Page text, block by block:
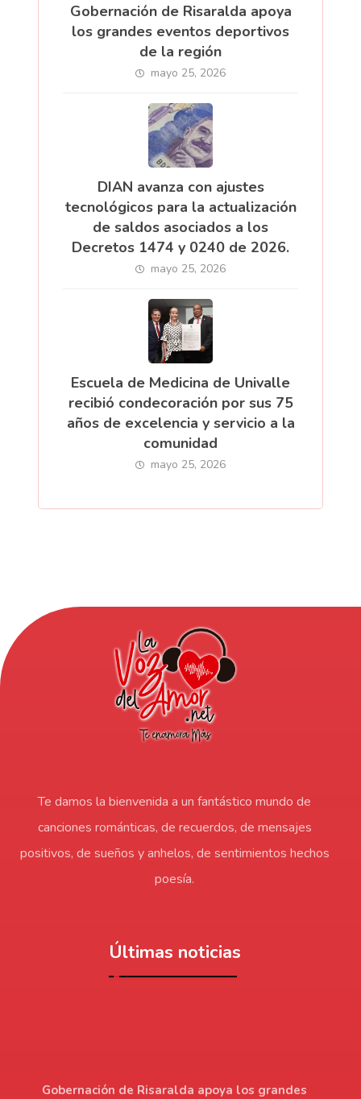
Gobernación de Risaralda apoya
los grandes eventos deportivos
de la región
mayo 25, 2026
DIAN avanza con ajustes
tecnológicos para la actualización
de saldos asociados a los
Decretos 1474 y 0240 de 2026.
mayo 25, 2026
Escuela de Medicina de Univalle
recibió condecoración por sus 75
años de excelencia y servicio a la
comunidad
mayo 25, 2026
Te damos la bienvenida a un fantástico mundo de
canciones románticas, de recuerdos, de mensajes
positivos, de sueños y anhelos, de sentimientos hechos
poesía.
Últimas noticias
Gobernación de Risaralda apoya los grandes